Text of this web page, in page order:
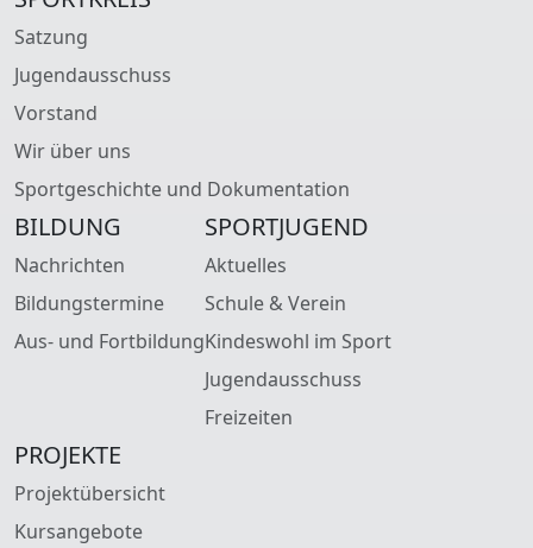
Satzung
Jugendausschuss
Vorstand
Wir über uns
Sportgeschichte und Dokumentation
BILDUNG
Nachrichten
Bildungstermine
Aus- und Fortbildung
SPORTJUGEND
Aktuelles
Schule & Verein
Kindeswohl im Sport
Jugendausschuss
Freizeiten
PROJEKTE
Projektübersicht
Kursangebote